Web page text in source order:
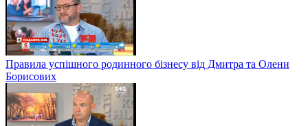
Правила успішного родинного бізнесу від Дмитра та Олени
Борисових